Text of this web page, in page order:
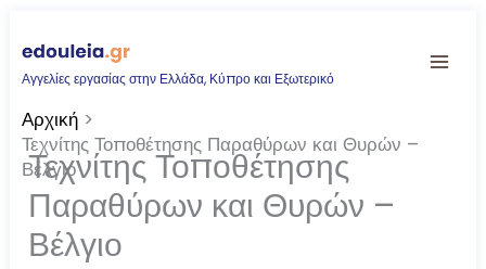
στο
περιεχόμενο
Αγγελίες εργασίας στην Ελλάδα, Κύπρο και Εξωτερικό
Αρχική
Τεχνίτης Τοποθέτησης Παραθύρων και Θυρών –
Βέλγιο
Τεχνίτης Τοποθέτησης
Παραθύρων και Θυρών –
Βέλγιο